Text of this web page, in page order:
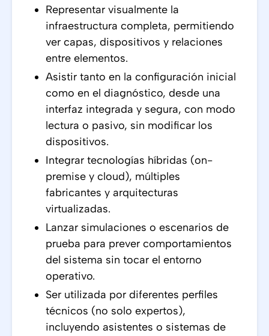
Representar visualmente la
infraestructura completa, permitiendo
ver capas, dispositivos y relaciones
entre elementos.
Asistir tanto en la configuración inicial
como en el diagnóstico, desde una
interfaz integrada y segura, con modo
lectura o pasivo, sin modificar los
dispositivos.
Integrar tecnologías híbridas (on-
premise y cloud), múltiples
fabricantes y arquitecturas
virtualizadas.
Lanzar simulaciones o escenarios de
prueba para prever comportamientos
del sistema sin tocar el entorno
operativo.
Ser utilizada por diferentes perfiles
técnicos (no solo expertos),
incluyendo asistentes o sistemas de